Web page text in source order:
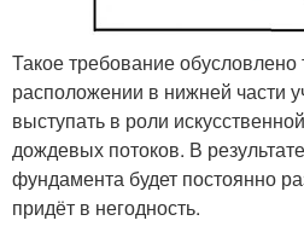
Такое требование обусловлено
расположении в нижней части
выступать в роли
дождевых потоков. В
фундамента будет постоянно
придёт в негодность.